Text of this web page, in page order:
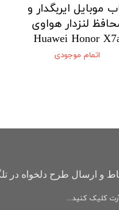
موبایل ایربگدار و
لنزدار هواوی
Huawei Honor
اتمام موجودی
و ارسال طرح دلخواه در
کلیک کنید...